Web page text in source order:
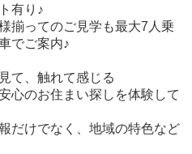
有り♪
揃ってのご見学も最大7人乗
でご案内♪
て、触れて感じる
住まい探しを体験して
だけでなく、地域の特色など